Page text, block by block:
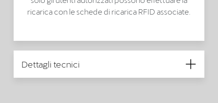
ricarica con le schede di ricarica RFID associate.
Dettagli tecnici